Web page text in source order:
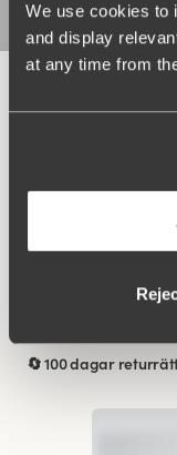
We use cookies to
and display
at any time from
Warm & Cozy
799 kr
Köp
🔄 100 dagar